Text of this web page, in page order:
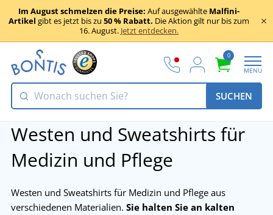
Im August schmelzen die Preise: Auf ausgewählte Malfini-
Artikel gibt es jetzt bis zu 50 % Rabatt. Die Aktion gilt nur bis zum
16. August. Jetzt entdecken.
0
MENU
SUCHEN
Westen und Sweatshirts für
Medizin und Pflege
Westen und Sweatshirts für Medizin und Pflege aus
verschiedenen Materialien. Sie halten Sie an kalten